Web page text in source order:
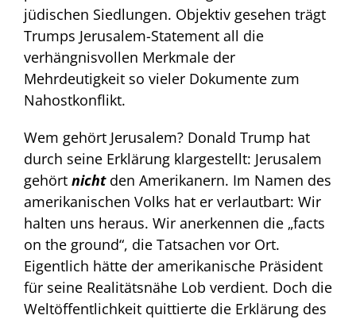
jüdischen Siedlungen. Objektiv gesehen trägt
Trumps Jerusalem-Statement all die
verhängnisvollen Merkmale der
Mehrdeutigkeit so vieler Dokumente zum
Nahostkonflikt.
Wem gehört Jerusalem? Donald Trump hat
durch seine Erklärung klargestellt: Jerusalem
gehört nichtden Amerikanern. Im Namen des
amerikanischen Volks hat er verlautbart: Wir
halten uns heraus. Wir anerkennen die „facts
on the ground“, die Tatsachen vor Ort.
Eigentlich hätte der amerikanische Präsident
für seine Realitätsnähe Lob verdient. Doch die
Weltöffentlichkeit quittierte die Erklärung des